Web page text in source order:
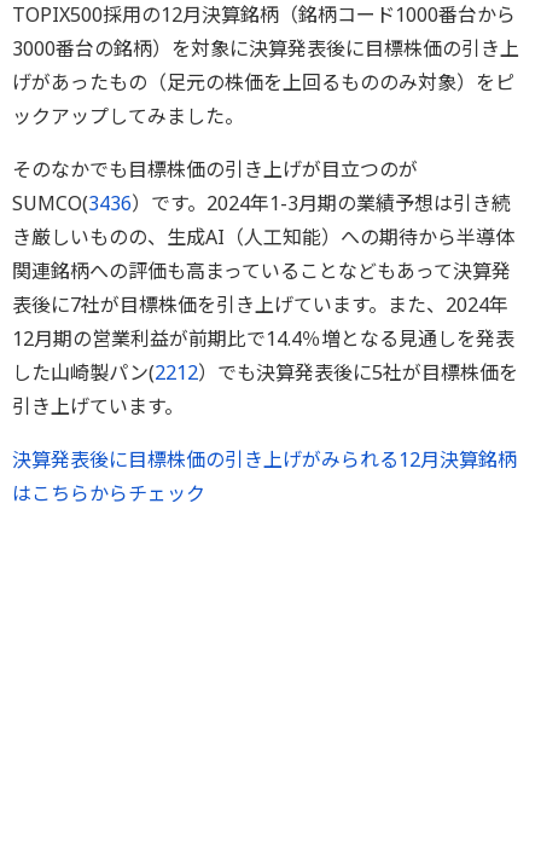
TOPIX500採用の12月決算銘柄（銘柄コード1000番台から
3000番台の銘柄）を対象に決算発表後に目標株価の引き上
げがあったもの（足元の株価を上回るもののみ対象）をピ
ックアップしてみました。
そのなかでも目標株価の引き上げが目立つのが
SUMCO(3436）です。2024年1-3月期の業績予想は引き続
き厳しいものの、生成AI（人工知能）への期待から半導体
関連銘柄への評価も高まっていることなどもあって決算発
表後に7社が目標株価を引き上げています。また、2024年
12月期の営業利益が前期比で14.4％増となる見通しを発表
した山崎製パン(2212）でも決算発表後に5社が目標株価を
引き上げています。
決算発表後に目標株価の引き上げがみられる12月決算銘柄
はこちらからチェック